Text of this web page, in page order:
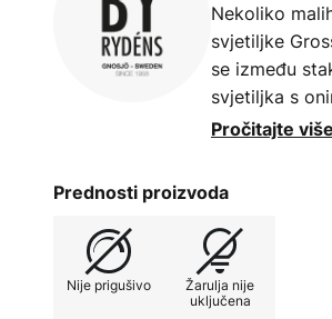
Nekoliko
svjetiljke
se između
svjetiljka s
uvijek vrlo
Pročitajte više
Prednosti proizvoda
Nije prigušivo
Žarulja nije
uključena